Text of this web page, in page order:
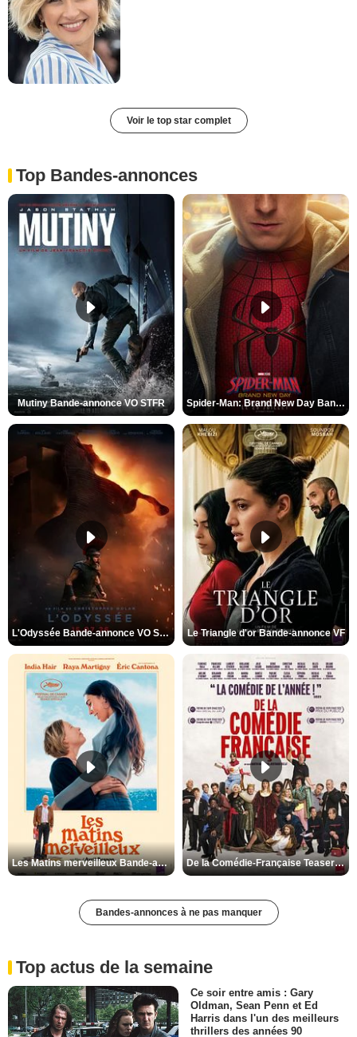
Voir le top star complet
Top Bandes-annonces
Mutiny Bande-annonce VO STFR Spider-Man: Brand New Day Bande-annonce VO STFR
L'Odyssée Bande-annonce VO STFR Le Triangle d'or Bande-annonce VF
Les Matins merveilleux Bande-annonce VF De la Comédie-Française Teaser VF
Bandes-annonces à ne pas manquer
Top actus de la semaine
Ce soir entre amis : Gary
Oldman, Sean Penn et Ed
Harris dans l'un des meilleurs
thrillers des années 90